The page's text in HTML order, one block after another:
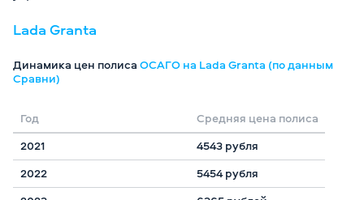
Lada Granta
Динамика цен полиса ОСАГО на Lada Granta (по данным
Сравни)
Год
Средняя цена полиса
2021
4543 рубля
2022
5454 рубля